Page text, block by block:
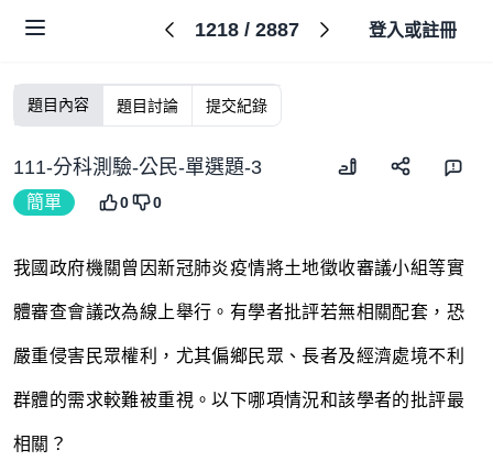
1218/ 2887 登入或註冊
題目內容 題目討論 提交紀錄
111-分科測驗-公民-單選題-3
簡單 0 0
我國政府機關曾因新冠肺炎疫情將土地徵收審議小組等實
體審查會議改為線上舉行。有學者批評若無相關配套，恐
嚴重侵害民眾權利，尤其偏鄉民眾、長者及經濟處境不利
群體的需求較難被重視。以下哪項情況和該學者的批評最
相關？